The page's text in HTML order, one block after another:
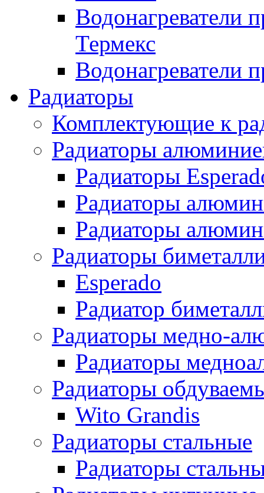
Водонагреватели
Термекс
Водонагреватели
Радиаторы
Комплектующие к
Радиаторы
Радиаторы
Радиаторы
Радиаторы
Радиаторы
Esperado
Радиатор
Радиаторы медно-
Радиаторы
Радиаторы
Wito Grandis
Радиаторы стальные
Радиаторы